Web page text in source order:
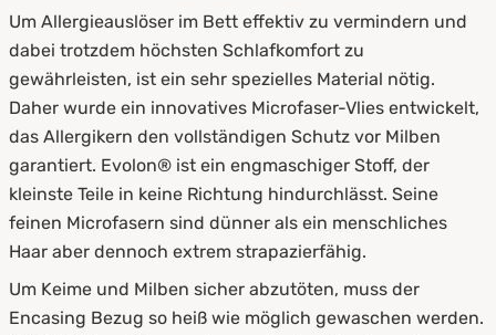
Um Allergieauslöser im Bett effektiv zu vermindern und
dabei trotzdem höchsten Schlafkomfort zu
gewährleisten, ist ein sehr spezielles Material nötig.
Daher wurde ein innovatives Microfaser-Vlies entwickelt,
das Allergikern den vollständigen Schutz vor Milben
garantiert. Evolon® ist ein engmaschiger Stoff, der
kleinste Teile in keine Richtung hindurchlässt. Seine
feinen Microfasern sind dünner als ein menschliches
Haar aber dennoch extrem strapazierfähig.
Um Keime und Milben sicher abzutöten, muss der
Encasing Bezug so heiß wie möglich gewaschen werden.